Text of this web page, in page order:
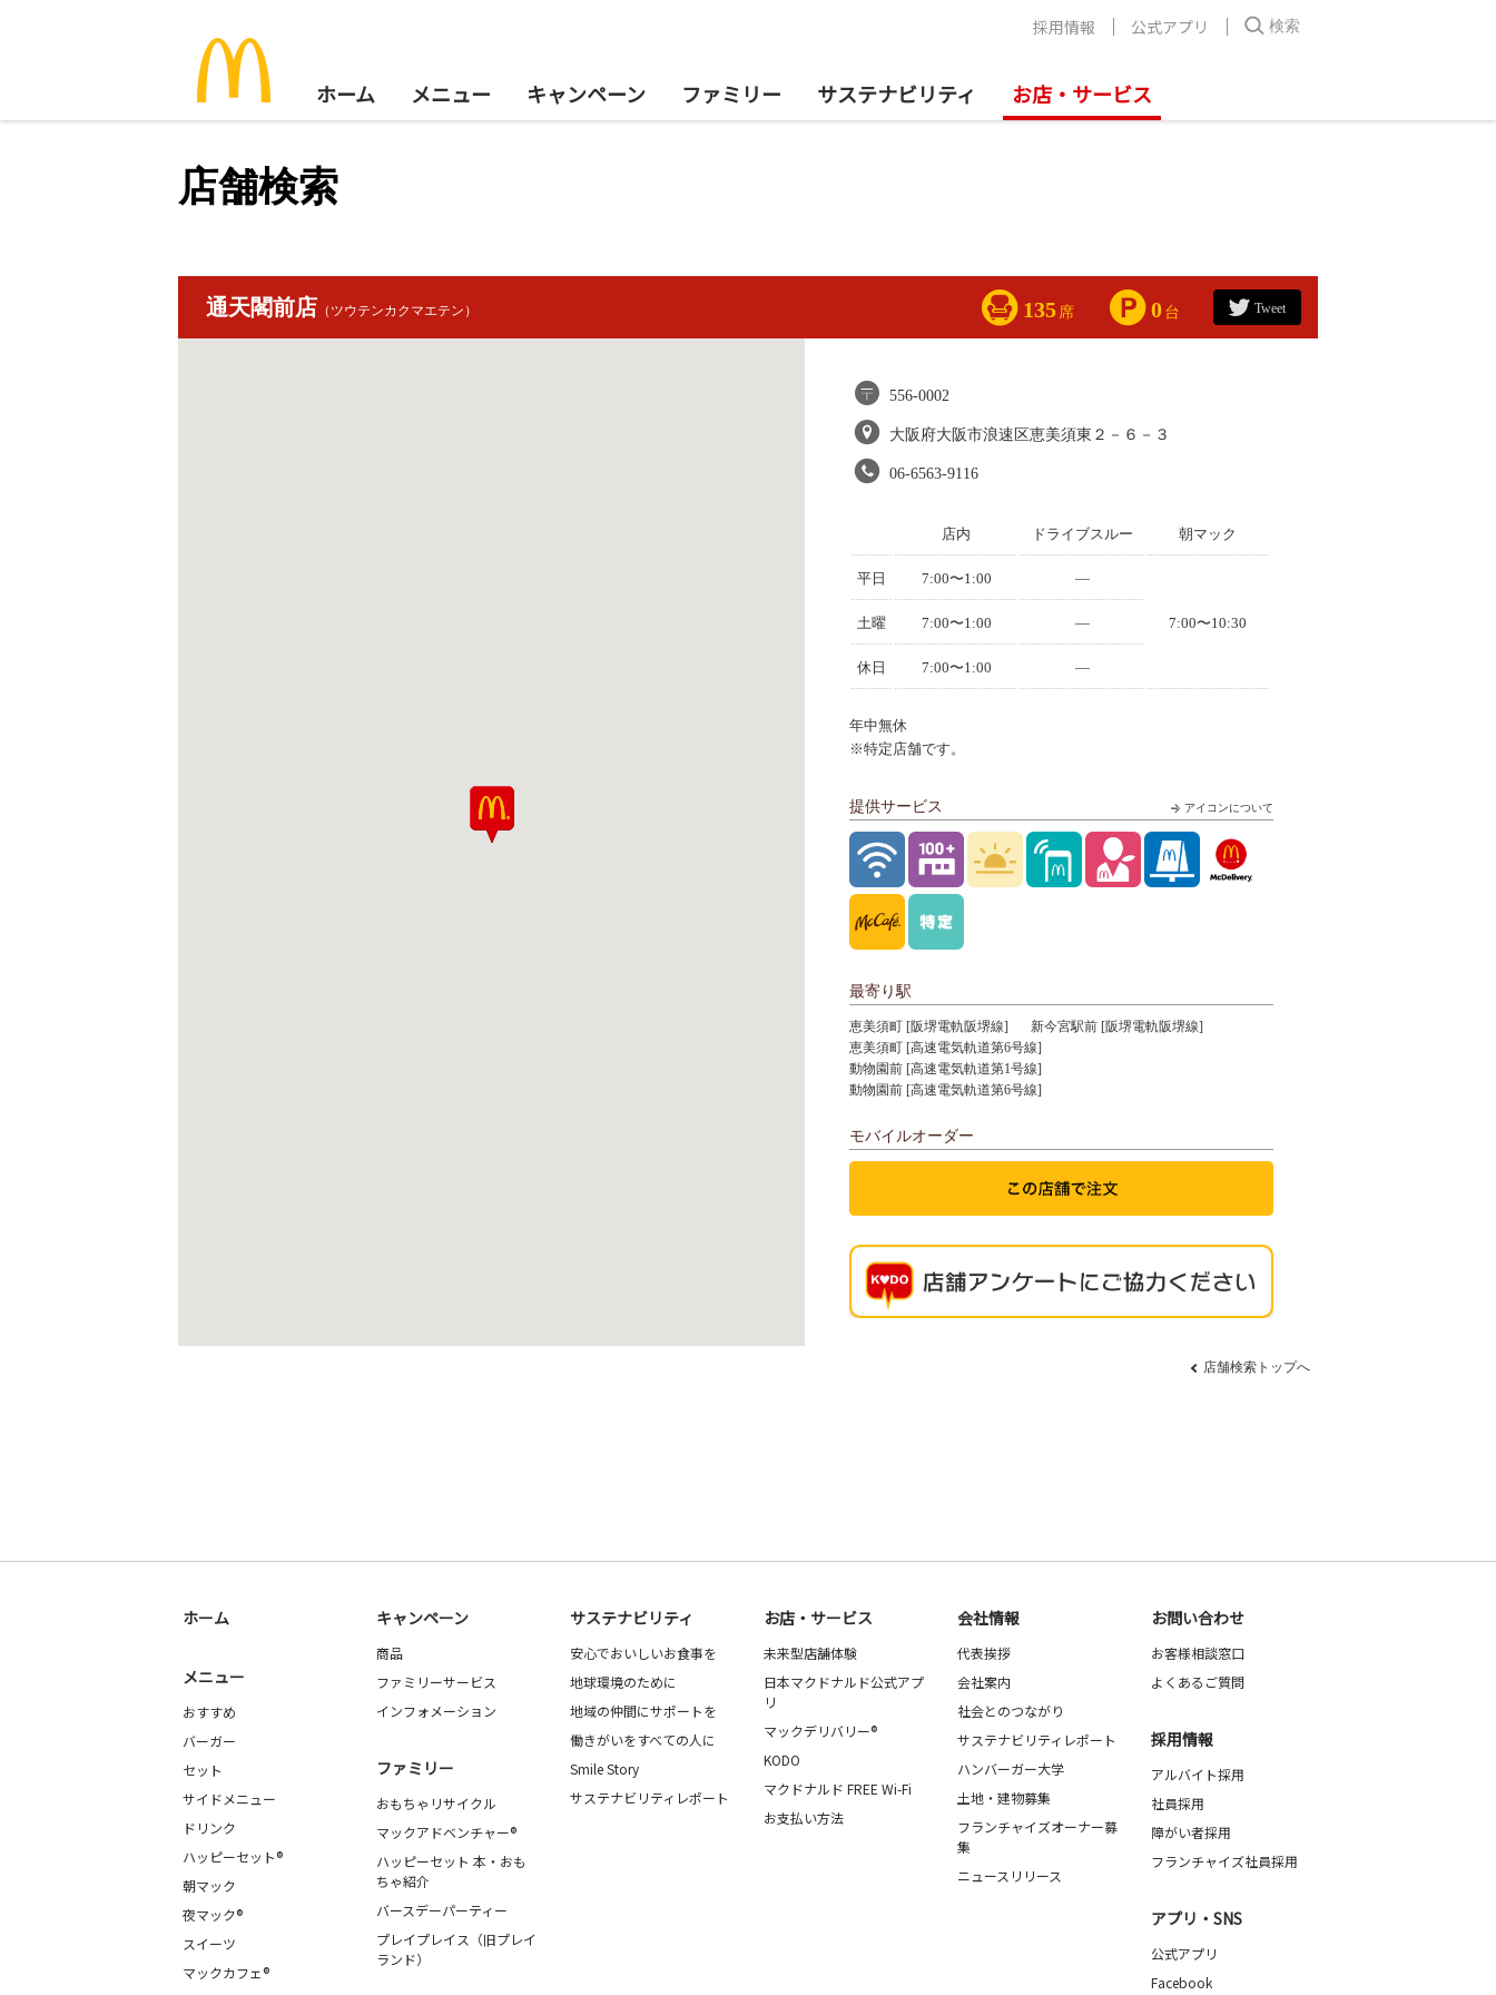
ホーム メニュー キャンペーン ファミリー サステナビリティ お店・サービス
採用情報 公式アプリ 検索
店舗検索
通天閣前店 （ツウテンカクマエテン） 135 席 0 台 Tweet
556-0002
大阪府大阪市浪速区恵美須東２－６－３
06-6563-9116
店内 ドライブスルー 朝マック
平日 7:00〜1:00 —
7:00〜10:30
土曜 7:00〜1:00 —
休日 7:00〜1:00 —
年中無休
※特定店舗です。
アイコンについて
提供サービス
最寄り駅
恵美須町 [阪堺電軌阪堺線]
新今宮駅前 [阪堺電軌阪堺線]
恵美須町 [高速電気軌道第6号線]
動物園前 [高速電気軌道第1号線]
動物園前 [高速電気軌道第6号線]
モバイルオーダー
店舗検索トップへ
ホーム
メニュー
おすすめ
バーガー
セット
サイドメニュー
ドリンク
ハッピーセット®
朝マック
夜マック®
スイーツ
マックカフェ®
キャンペーン
商品
ファミリーサービス
インフォメーション
ファミリー
おもちゃリサイクル
マックアドベンチャー®
ハッピーセット 本・おも
ちゃ紹介
バースデーパーティー
プレイプレイス（旧プレイ
ランド）
サステナビリティ
安心でおいしいお食事を
地球環境のために
地域の仲間にサポートを
働きがいをすべての人に
Smile Story
サステナビリティレポート
お店・サービス
未来型店舗体験
日本マクドナルド公式アプ
リ
マックデリバリー®
KODO
マクドナルド FREE Wi-Fi
お支払い方法
会社情報
代表挨拶
会社案内
社会とのつながり
サステナビリティレポート
ハンバーガー大学
土地・建物募集
フランチャイズオーナー募
集
ニュースリリース
お問い合わせ
お客様相談窓口
よくあるご質問
採用情報
アルバイト採用
社員採用
障がい者採用
フランチャイズ社員採用
アプリ・SNS
公式アプリ
Facebook